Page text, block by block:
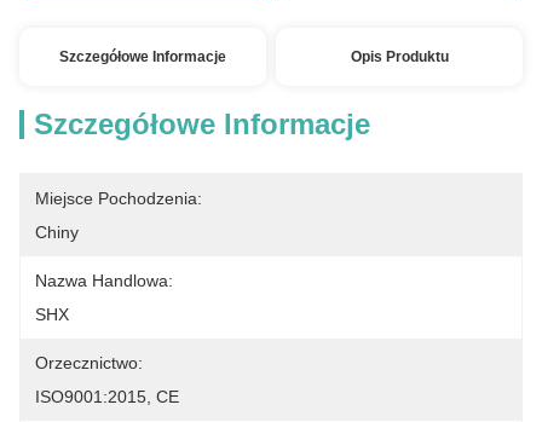
Szczegółowe Informacje Opis Produktu
Szczegółowe Informacje
Miejsce Pochodzenia:
Chiny
Nazwa Handlowa:
SHX
Orzecznictwo:
ISO9001:2015, CE